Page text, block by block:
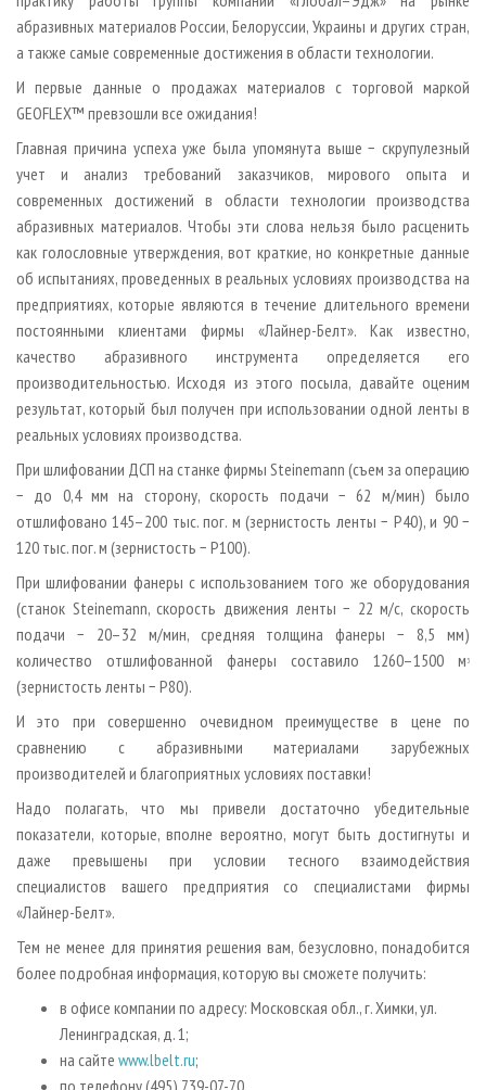
абразивных материалов России, Белоруссии, Украины и других стран,
а также самые современные достижения в области технологии.
И первые данные о продажах материалов с торговой маркой
GEOFLEX™ превзошли все ожидания!
Главная причина успеха уже была упомянута выше − скрупулезный
учет и анализ требований заказчиков, мирового опыта и
современных достижений в области технологии производства
абразивных материалов. Чтобы эти слова нельзя было расценить
как голословные утверждения, вот краткие, но конкретные данные
об испытаниях, проведенных в реальных условиях производства на
предприятиях, которые являются в течение длительного времени
постоянными клиентами фирмы «Лайнер­-Белт». Как известно,
качество абразивного инструмента определяется его
производительностью. Исходя из этого посыла, давайте оценим
результат, который был получен при использовании одной ленты в
реальных условиях производства.
При шлифовании ДСП на станке фирмы Steinemann (съем за операцию
− до 0,4 мм на сторону, скорость подачи − 62 м/мин) было
отшлифовано 145–200 тыс. пог. м (зернистость ленты − Р40), и 90 −
120 тыс. пог. м (зернистость − Р100).
При шлифовании фанеры с использованием того же оборудования
(станок Steinemann, скорость движения ленты − 22 м/с, скорость
подачи − 20–32 м/мин, средняя толщина фанеры − 8,5 мм)
количество отшлифованной фанеры составило 1260–1500 м 3
(зернистость ленты − Р80).
И это при совершенно очевидном преимуществе в цене по
сравнению с абразивными материалами зарубежных
производителей и благоприятных условиях поставки!
Надо полагать, что мы привели достаточно убедительные
показатели, которые, вполне вероятно, могут быть достигнуты и
даже превышены при условии тесного взаимодействия
специалистов вашего предприятия со специалистами фирмы
«Лайнер­-Белт».
Тем не менее для принятия решения вам, безусловно, понадобится
более подробная информация, которую вы сможете получить:
в офисе компании по адресу: Московская обл., г. Химки, ул.
Ленинградская, д. 1;
на сайте www.lbelt.ru;